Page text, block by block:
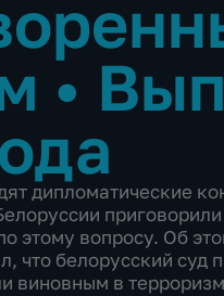
•
дипломатические
этому вопросу. Об
что белорусский суд
виновным в